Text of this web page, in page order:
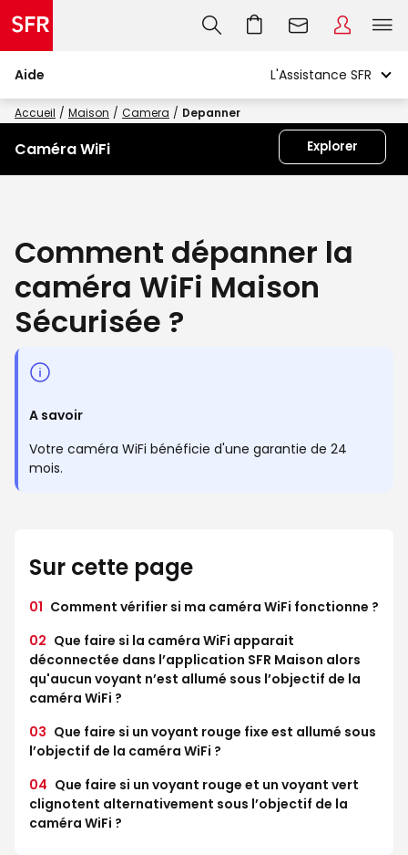
Aide
Accueil Maison Camera Depanner
Caméra WiFi Explorer
Comment dépanner la
caméra WiFi Maison
Sécurisée ?
A savoir
Votre caméra WiFi bénéficie d'une garantie de 24
mois.
Sur cette page
01 Comment vérifier si ma caméra WiFi fonctionne ?
02 Que faire si la caméra WiFi apparait
déconnectée dans l’application SFR Maison alors
qu'aucun voyant n’est allumé sous l’objectif de la
caméra WiFi ?
03 Que faire si un voyant rouge fixe est allumé sous
l’objectif de la caméra WiFi ?
04 Que faire si un voyant rouge et un voyant vert
clignotent alternativement sous l’objectif de la
caméra WiFi ?